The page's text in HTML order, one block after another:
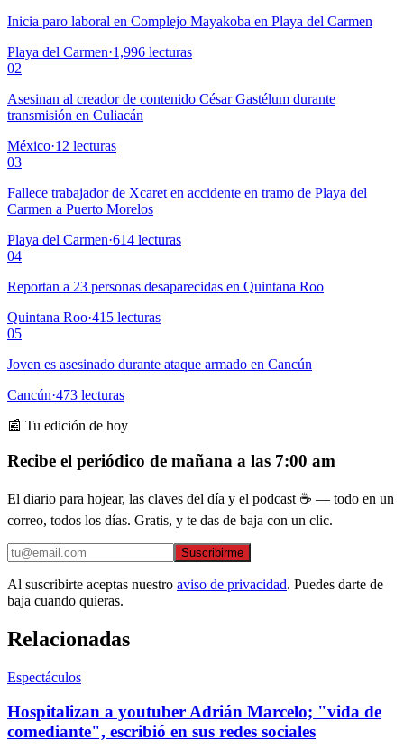
Inicia paro laboral en Complejo Mayakoba en Playa del Carmen
Playa del Carmen·1,996 lecturas
02
Asesinan al creador de contenido César Gastélum durante
transmisión en Culiacán
México·12 lecturas
03
Fallece trabajador de Xcaret en accidente en tramo de Playa del
Carmen a Puerto Morelos
Playa del Carmen·614 lecturas
04
Reportan a 23 personas desaparecidas en Quintana Roo
Quintana Roo·415 lecturas
05
Joven es asesinado durante ataque armado en Cancún
Cancún·473 lecturas
📰 Tu edición de hoy
Recibe el periódico de mañana a las 7:00 am
El diario para hojear, las claves del día y el podcast ☕ — todo en un
correo, todos los días. Gratis, y te das de baja con un clic.
Suscribirme
Al suscribirte aceptas nuestro aviso de privacidad. Puedes darte de
baja cuando quieras.
Relacionadas
Espectáculos
Hospitalizan a youtuber Adrián Marcelo; "vida de
comediante", escribió en sus redes sociales